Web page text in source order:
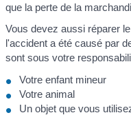
que la perte de la
Vous devez aussi réparer
l'accident a été causé par
sont sous votre
Votre enfant mineur
Votre animal
Un objet que vous